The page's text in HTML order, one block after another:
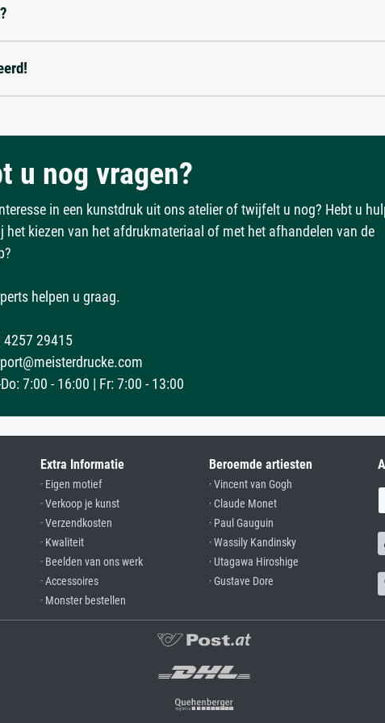
u nog vragen?
in een kunstdruk uit ons atelier of twijfelt u nog? Hebt u
het kiezen van het afdrukmateriaal of met het afhandelen van de
helpen u graag.
4257 29415
7:00 - 16:00 | Fr: 7:00 - 13:00
Extra Informatie
· Eigen motief
· Verkoop je kunst
· Verzendkosten
· Kwaliteit
· Beelden van ons werk
· Accessoires
· Monster bestellen
Beroemde artiesten
· Vincent van Gogh
· Claude Monet
· Paul Gauguin
· Wassily Kandinsky
· Utagawa Hiroshige
· Gustave Dore